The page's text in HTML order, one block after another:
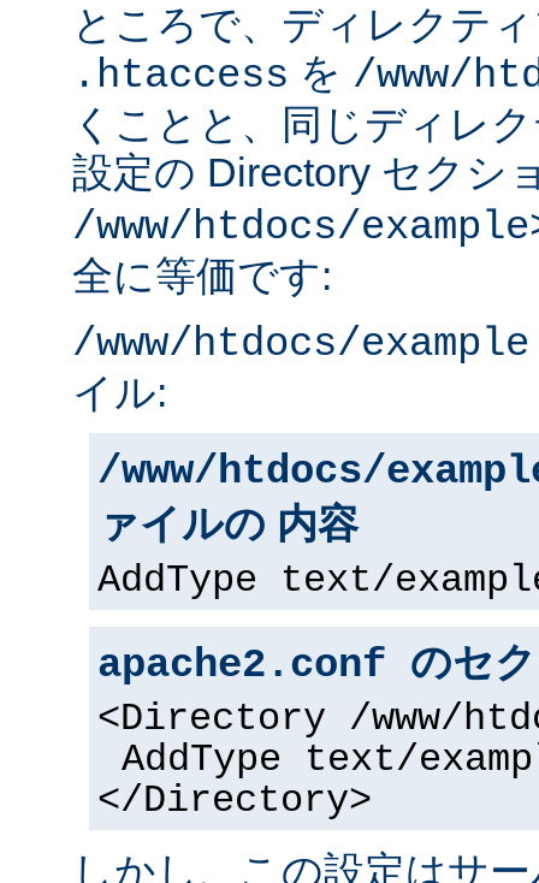
ところで、ディレクテ
.htaccess を /www/
くことと、同じディレ
設定の Directory セクシ
/www/htdocs/
全に等価です:
/www/htdocs/example
イル:
/www/htdocs/
ァイルの 内容
AddType text/
apache2.conf のセク
<Directory /www/
AddType text/
</Directory>
しかし、この設定はサ